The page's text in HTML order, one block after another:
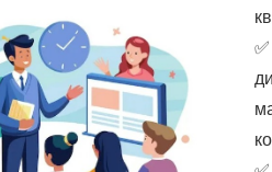
✅